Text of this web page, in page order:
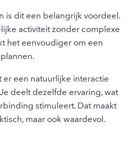
is dit een belangrijk voordeel.
activiteit zonder complexe
het eenvoudiger om een
er een natuurlijke interactie
deelt dezelfde ervaring, wat
stimuleert. Dat maakt
maar ook waardevol.